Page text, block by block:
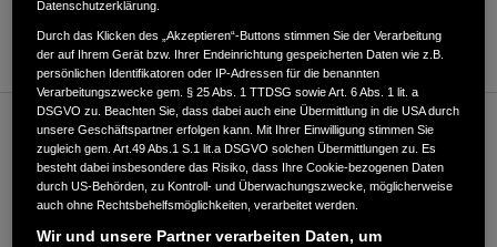
ANFAHRTSBESCHREIBUNG ANFORDERN
WEBSITE
Verkauf / Kundendienst
02572/960750
Datenschutzerklärung.
Durch das Klicken des „Akzeptieren“-Buttons stimmen Sie der Verarbeitung
der auf Ihrem Gerät bzw. Ihrer Endeinrichtung gespeicherten Daten wie z.B.
persönlichen Identifikatoren oder IP-Adressen für die benannten
Verarbeitungszwecke gem. § 25 Abs. 1 TTDSG sowie Art. 6 Abs. 1 lit. a
DSGVO zu. Beachten Sie, dass dabei auch eine Übermittlung in die USA durch
unsere Geschäftspartner erfolgen kann. Mit Ihrer Einwilligung stimmen Sie
zugleich gem. Art.49 Abs.1 S.1 lit.a DSGVO solchen Übermittlungen zu. Es
besteht dabei insbesondere das Risiko, dass Ihre Cookie-bezogenen Daten
durch US-Behörden, zu Kontroll- und Überwachungszwecke, möglicherweise
auch ohne Rechtsbehelfsmöglichkeiten, verarbeitet werden.
Wir und unsere Partner verarbeiten Daten, um